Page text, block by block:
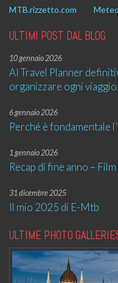
MTB.rizzetto.com
ULTIMI POST DAL BLOG
10 gennaio 2026
AI Travel Planner
organizzare ogni
6 gennaio 2026
Perché è fondamentale
1 gennaio 2026
Recap di fine anno –
31 dicembre 2025
Il mio 2025 di E-Mtb
ULTIME PHOTO